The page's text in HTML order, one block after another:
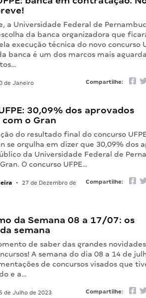
a Universidade Federal de
da banca organizadora que
execução técnica do novo concurso
banca é um dos marcos mais
de Janeiro Compartilhe:
30,09% dos aprovados
o Gran
do resultado final do concurso
se orgulha em dizer que 30,09% dos
da Universidade Federal de
O concurso UFPE…
•
27 de Dezembro de
Compartilhe:
da Semana 08 a 17/07: os
semana
de saber das grandes
A semana do dia 08 a 14 de
de concursos visados que
e a…
de Julho de 2023 Compartilhe: